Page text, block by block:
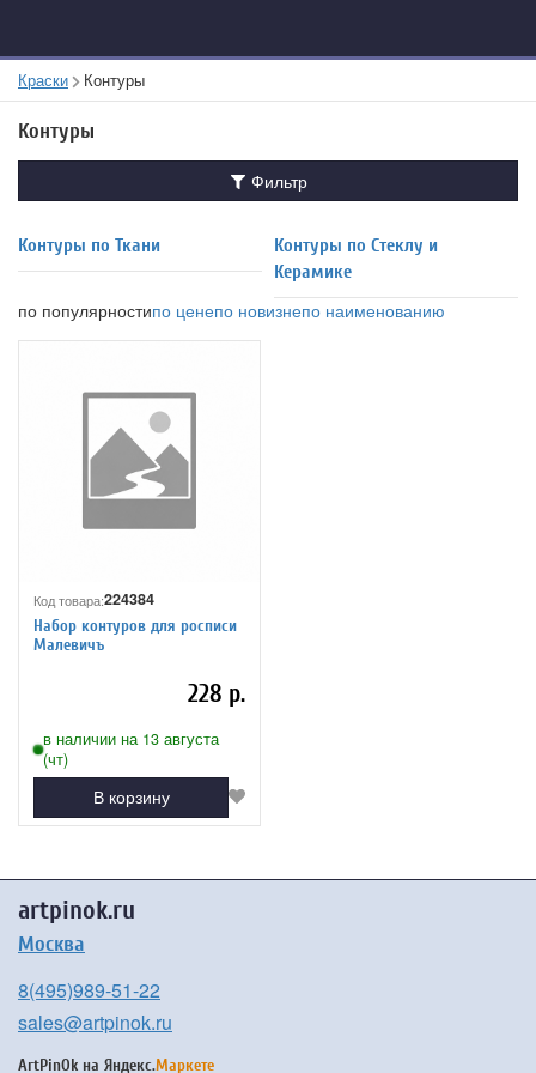
Краски Контуры
Контуры
Фильтр
Контуры по Ткани
Контуры по Стеклу и
Керамике
по популярностипо ценепо новизнепо наименованию
Код товара:224384
Набор контуров для росписи
Малевичъ
228 р.
в наличии на 13 августа
(чт)
В корзину
artpinok.ru
Москва
8(495)989-51-22
sales@artpinok.ru
ArtPinOk на Яндекс.Маркете